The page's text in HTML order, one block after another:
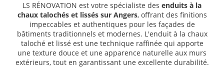
LS RÉNOVATION est votre spécialiste des enduits à la
chaux talochés et lissés sur Angers, offrant des finitions
impeccables et authentiques pour les façades de
bâtiments traditionnels et modernes. L'enduit à la chaux
taloché et lissé est une technique raffinée qui apporte
une texture douce et une apparence naturelle aux murs
extérieurs, tout en garantissant une excellente durabilité.